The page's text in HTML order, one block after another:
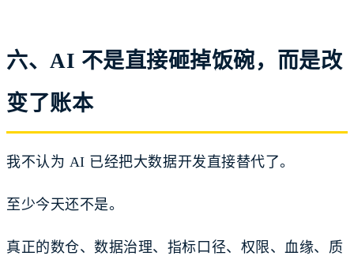
六、AI 不是直接砸掉饭碗，而是改
变了账本
我不认为 AI 已经把大数据开发直接替代了。
至少今天还不是。
真正的数仓、数据治理、指标口径、权限、血缘、质